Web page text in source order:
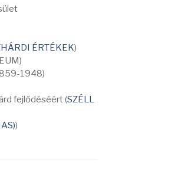
ÉRTÉKEK)
1948)
fejlődéséért (SZÉLL
)